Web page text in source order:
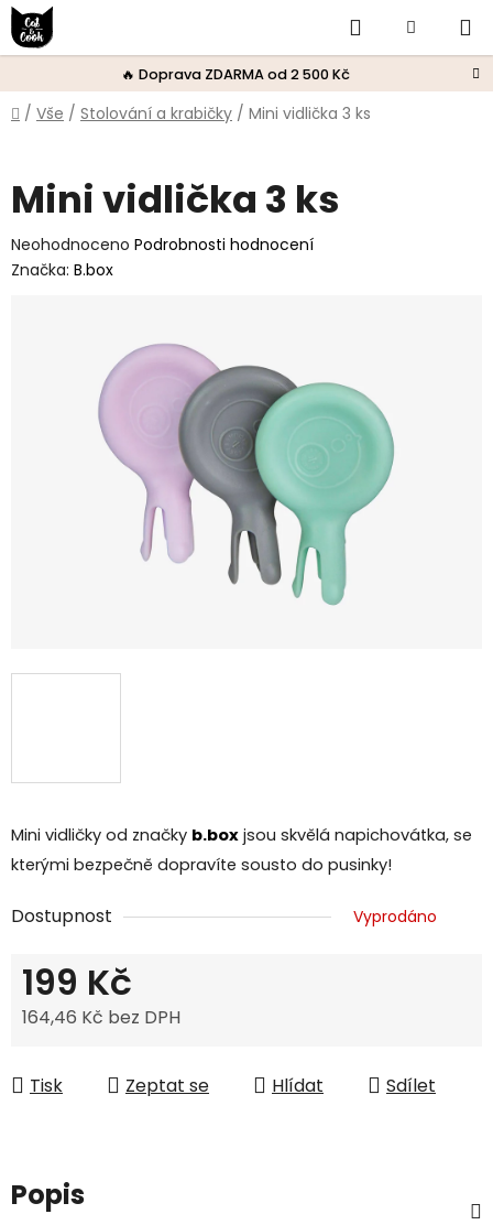
Přejít
na
obsah
🔥 Doprava ZDARMA od 2 500 Kč
HledatNákupní
košík
Domů
/ Vše / Stolování a krabičky / Mini vidlička 3 ks
Mini vidličky od značky b.box jsou skvělá napichovátka, se
kterými bezpečně dopravíte sousto do pusinky!
Dostupnost Vyprodáno
199 Kč
164,46 Kč bez DPH
Tisk
Zeptat se Hlídat Sdílet
Mini vidlička 3 ks
Průměrné
hodnocení
Neohodnoceno Podrobnosti hodnocení
Značka: B.box
Popis